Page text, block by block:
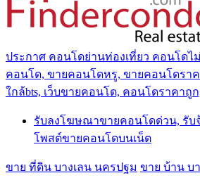
ประกาศ คอนโดย่านท่องเที่ยว คอนโดไ
คอนโด, ขายคอนโดหรู, ขายคอนโดรา
ใกล้bts, เว็บขายคอนโด, คอนโดราคาถู
รับลงโฆษณาขายคอนโดด่วน, รับ
โพสต์ขายคอนโดบนเน็ต
ขาย ที่ดิน บางเลน นครปฐม ขาย บ้าน บ